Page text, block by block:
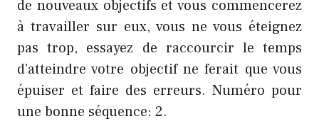
de nouveaux objectifs et vous commencerez
à travailler sur eux, vous ne vous éteignez
pas trop, essayez de raccourcir le temps
d’atteindre votre objectif ne ferait que vous
épuiser et faire des erreurs. Numéro pour
une bonne séquence: 2.